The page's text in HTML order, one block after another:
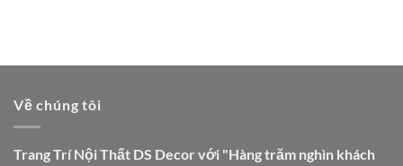
Về chúng tôi
Trang Trí Nội Thất DS Decor với "Hàng trăm nghìn khách